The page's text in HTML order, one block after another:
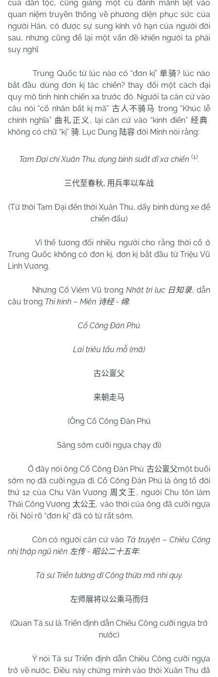
của dân tộc, cũng giáng một cú đánh mãnh liệt vào
quan niệm truyền thống về phương diện phục sức của
người Hán, có được sự sung kính vô hạn của người đời
sau, nhưng cũng để lại một vấn đề khiến người ta phải
suy nghĩ.
Trung Quốc từ lúc nào có “đơn kị”单骑? lúc nào
bắt đầu dùng đơn kị tác chiến? thay đổi một cách đại
quy mô tình hình chiến xa trước đó. Người ta căn cứ vào
câu nói “cổ nhân bất kị mã”古人不骑马 trong “Khúc lễ
chính nghĩa” 曲礼正义 , lại căn cứ vào “kinh điển” 经典
không có chữ “kị” 骑. Lục Dung 陆容 đời Minh nói rằng:
Tam Đại chí Xuân Thu, dụng binh suất dĩ xa chiến (1).
三代至春秋, 用兵率以车战
(Từ thời Tam Đại đến thời Xuân Thu, dấy binh dùng xe để
chiến đấu)
Vì thế tương đối nhiều người cho rằng thời cổ ở
Trung Quốc không có đơn kị, đơn kị bắt đầu từ Triệu Vũ
Linh Vương.
Nhưng Cố Viêm Vũ trong Nhật tri lục 日知录, dẫn
câu trong Thi kinh – Miên 诗经- 绵:
Cổ Công Đản Phủ
Lai triêu tẩu mỗ (mã)
古公亶父
来朝走马
(Ông Cổ Công Đản Phủ
Sáng sớm cưỡi ngựa chạy đi)
Ở đây nói ông Cổ Công Đản Phù 古公亶父một buổi
sớm nọ đã cưỡi ngựa đi. Cổ Công Đản Phủ là ông tổ đời
thứ 12 của Chu Văn Vương 周文王 , người Chu tôn làm
Thái Công Vương 太公王, vào thời của ông đã cưỡi ngựa
rồi. Nói rõ “đơn kị” đã có từ rất sớm.
Còn có người căn cứ vào Tả truyện – Chiêu Công
nhị thập ngũ niên 左传- 昭公二十五年:
Tả sư Triển tương dĩ Công thừa mã nhi quy.
左师展将以公乘马而归
(Quan Tả sư là Triển định dẫn Chiêu Công cưỡi ngựa trở
nước)
Ý nói Tả sư Triển định dẫn Chiêu Công cưỡi ngựa
trở về nước. Điều này chứng minh vào thời Xuân Thu đã